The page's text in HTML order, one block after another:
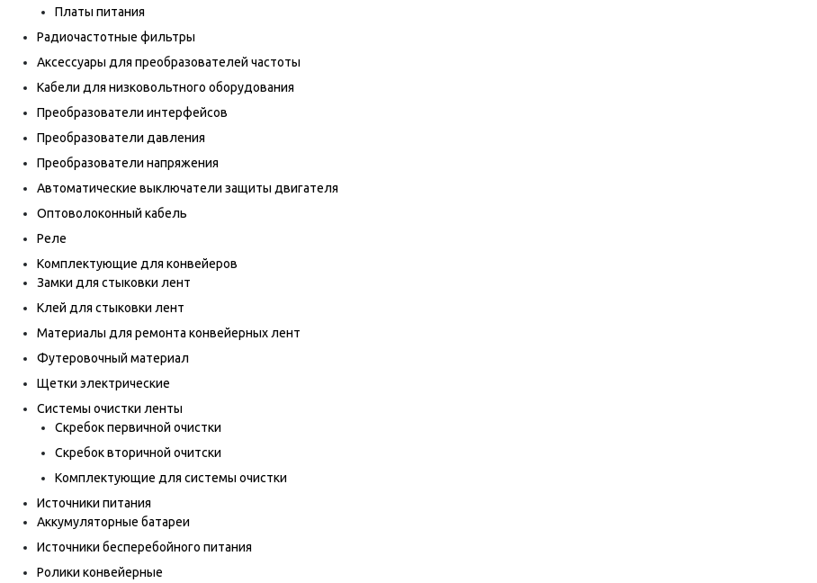
Платы питания
Радиочастотные фильтры
Аксессуары для преобразователей частоты
Кабели для низковольтного оборудования
Преобразователи интерфейсов
Преобразователи давления
Преобразователи напряжения
Автоматические выключатели защиты двигателя
Оптоволоконный кабель
Реле
Комплектующие для конвейеров
Замки для стыковки лент
Клей для стыковки лент
Материалы для ремонта конвейерных лент
Футеровочный материал
Щетки электрические
Системы очистки ленты
Скребок первичной очистки
Скребок вторичной очитски
Комплектующие для системы очистки
Источники питания
Аккумуляторные батареи
Источники бесперебойного питания
Ролики конвейерные